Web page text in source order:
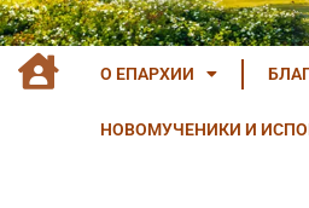
О ЕПАРХИИ
НОВОМУЧЕНИКИ И